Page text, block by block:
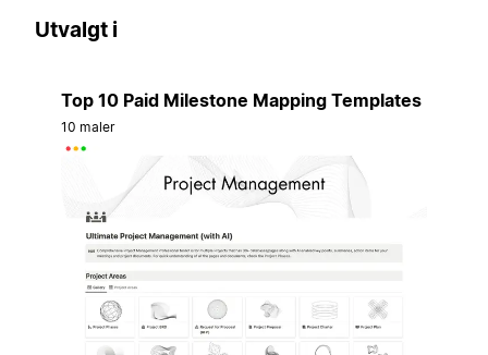
Utvalgt i
Top 10 Paid Milestone Mapping Templates
10 maler